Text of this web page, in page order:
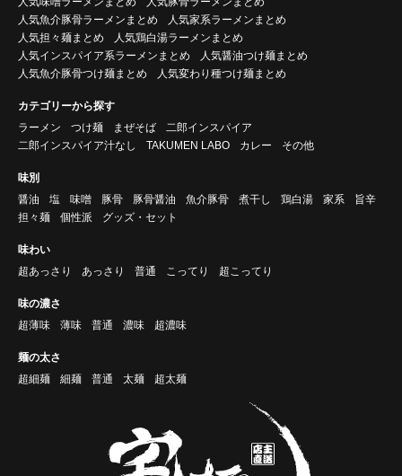
人気魚介豚骨ラーメンまとめ
人気家系ラーメンまとめ
人気担々麺まとめ
人気鶏白湯ラーメンまとめ
人気インスパイア系ラーメンまとめ
人気醤油つけ麺まとめ
人気魚介豚骨つけ麺まとめ
人気変わり種つけ麺まとめ
カテゴリーから探す
ラーメン
つけ麺 まぜそば
二郎インスパイア
二郎インスパイア汁なし
TAKUMEN LABO カレー その他
味別
醤油
塩 味噌 豚骨 豚骨醤油 魚介豚骨 煮干し 鶏白湯 家系
旨辛
担々麺
個性派 グッズ・セット
味わい
超あっさり
あっさり 普通 こってり 超こってり
味の濃さ
超薄味
薄味 普通 濃味 超濃味
麺の太さ
超細麺
細麺 普通 太麺 超太麺